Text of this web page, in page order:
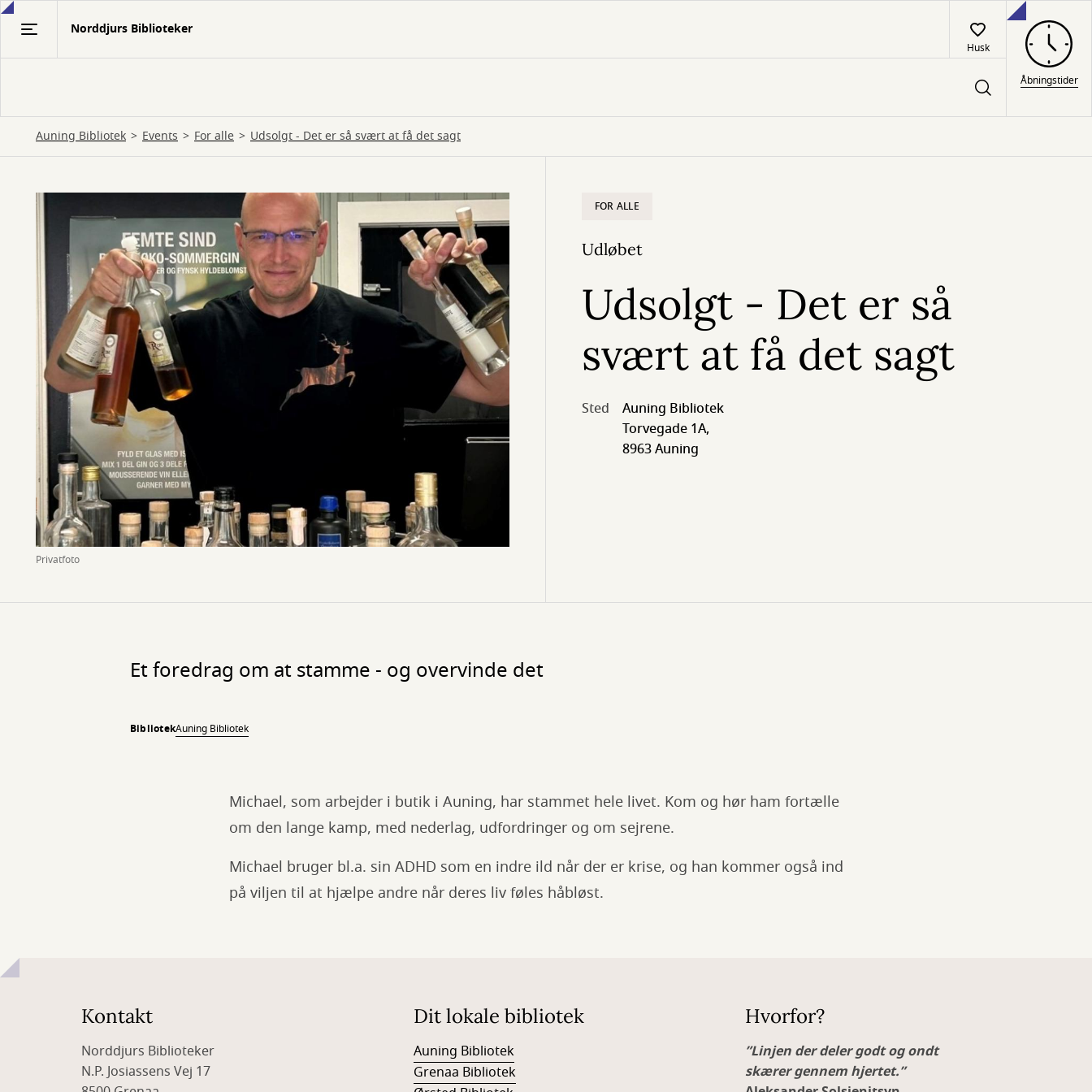
Gå
Norddjurs Biblioteker
Husk
Åbningstider
Auning Bibliotek Events For alle Udsolgt - Det er så svært at få det sagt
Privatfoto
FOR ALLE
Udløbet
Udsolgt - Det er så
svært at få det sagt
Sted
Auning Bibliotek
Torvegade 1A,
8963 Auning
Et foredrag om at stamme - og overvinde det
BibliotekAuning Bibliotek
Michael, som arbejder i butik i Auning, har stammet hele livet. Kom og hør ham fortælle
om den lange kamp, med nederlag, udfordringer og om sejrene.
Michael bruger bl.a. sin ADHD som en indre ild når der er krise, og han kommer også ind
på viljen til at hjælpe andre når deres liv føles håbløst.
Kontakt
Norddjurs Biblioteker
N.P. Josiassens Vej 17
Dit lokale bibliotek
Auning Bibliotek
Grenaa Bibliotek
Hvorfor?
”Linjen der deler godt og ondt
skærer gennem hjertet.”